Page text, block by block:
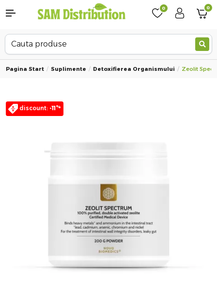
0 0
Pagina Start Suplimente Detoxifierea Organismului Zeolit
discount: -11%